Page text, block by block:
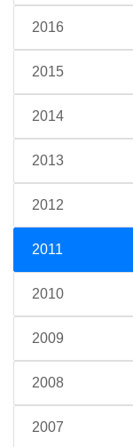
2016
2015
2014
2013
2012
2011
2010
2009
2008
2007